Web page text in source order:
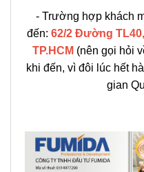
- Trường hợp khách
đến: 62/2 Đường
TP.HCM (nên gọi hỏi
khi đến, vì đôi lúc hết
gian